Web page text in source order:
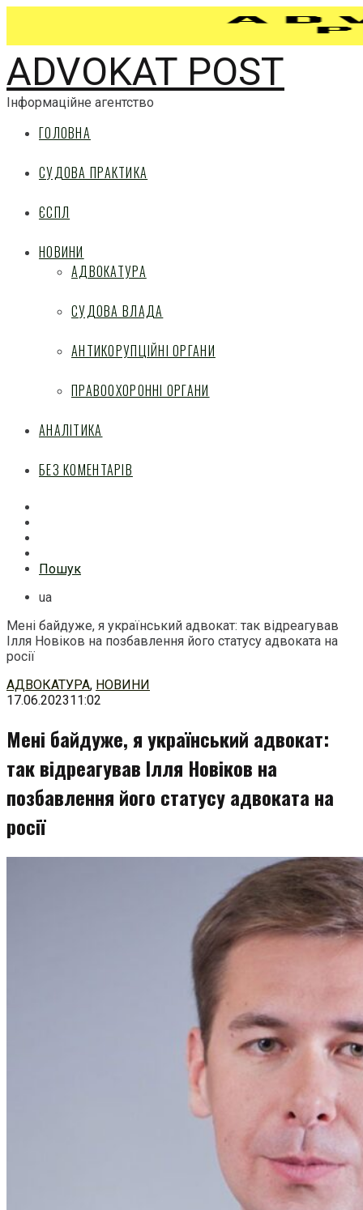
ADVOKAT POST
Інформаційне агентство
ГОЛОВНА
СУДОВА ПРАКТИКА
ЄСПЛ
НОВИНИ
АДВОКАТУРА
СУДОВА ВЛАДА
АНТИКОРУПЦІЙНІ ОРГАНИ
ПРАВООХОРОННІ ОРГАНИ
АНАЛІТИКА
БЕЗ КОМЕНТАРІВ
Пошук
ua
Мені байдуже, я український адвокат: так відреагував
Ілля Новіков на позбавлення його статусу адвоката на
росії
Перейти
до
АДВОКАТУРА, НОВИНИ
17.06.202311:02
Мені байдуже, я український адвокат:
так відреагував Ілля Новіков на
позбавлення його статусу адвоката на
росії